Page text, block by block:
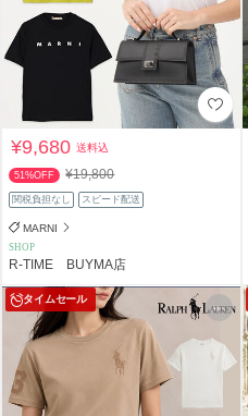
¥9,680送料込
51%OFF ¥19,800
関税負担なし スピード配送
MARNI
SHOP
R-TIME BUYMA店
タイムセール